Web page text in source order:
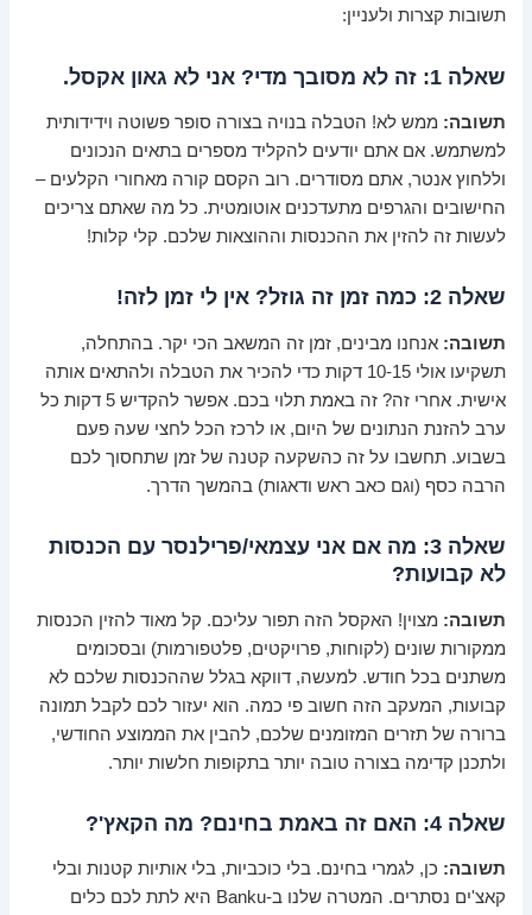
תשובות קצרות ולעניין:
שאלה 1: זה לא מסובך מדי? אני לא גאון אקסל.
תשובה: ממש לא! הטבלה בנויה בצורה סופר פשוטה וידידותית
למשתמש. אם אתם יודעים להקליד מספרים בתאים הנכונים
וללחוץ אנטר, אתם מסודרים. רוב הקסם קורה מאחורי הקלעים –
החישובים והגרפים מתעדכנים אוטומטית. כל מה שאתם צריכים
לעשות זה להזין את ההכנסות וההוצאות שלכם. קלי קלות!
שאלה 2: כמה זמן זה גוזל? אין לי זמן לזה!
תשובה: אנחנו מבינים, זמן זה המשאב הכי יקר. בהתחלה,
תשקיעו אולי 10-15 דקות כדי להכיר את הטבלה ולהתאים אותה
אישית. אחרי זה? זה באמת תלוי בכם. אפשר להקדיש 5 דקות כל
ערב להזנת הנתונים של היום, או לרכז הכל לחצי שעה פעם
בשבוע. תחשבו על זה כהשקעה קטנה של זמן שתחסוך לכם
הרבה כסף (וגם כאב ראש ודאגות) בהמשך הדרך.
שאלה 3: מה אם אני עצמאי/פרילנסר עם הכנסות
לא קבועות?
תשובה: מצוין! האקסל הזה תפור עליכם. קל מאוד להזין הכנסות
ממקורות שונים (לקוחות, פרויקטים, פלטפורמות) ובסכומים
משתנים בכל חודש. למעשה, דווקא בגלל שההכנסות שלכם לא
קבועות, המעקב הזה חשוב פי כמה. הוא יעזור לכם לקבל תמונה
ברורה של תזרים המזומנים שלכם, להבין את הממוצע החודשי,
ולתכנן קדימה בצורה טובה יותר בתקופות חלשות יותר.
שאלה 4: האם זה באמת בחינם? מה הקאץ'?
תשובה: כן, לגמרי בחינם. בלי כוכביות, בלי אותיות קטנות ובלי
קאצ'ים נסתרים. המטרה שלנו ב-Banku היא לתת לכם כלים